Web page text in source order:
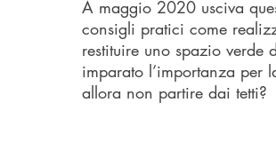
A maggio 2020 usciva
consigli pratici come
restituire uno spazio
imparato l’importanza per
allora non partire dai tetti?